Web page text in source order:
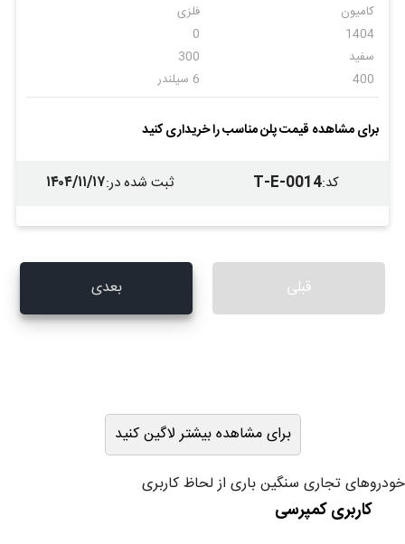
کامیون
فلزی
1404
0
سفید
300
400
6 سیلندر
ندارد
ندارد
برای مشاهده قیمت پلن مناسب را خریداری کنید
کد:
T-E-0014 ثبت شده در:۱۴۰۴/۱۱/۱۷
قبلی بعدی
برای مشاهده بیشتر لاگین کنید
خودروهای تجاری سنگین باری از لحاظ کاربری
کاربری کمپرسی